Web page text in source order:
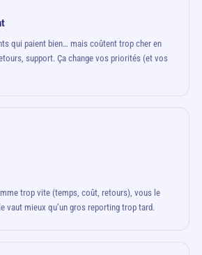
qui paient bien… mais coûtent trop cher en
support. Ça change vos priorités (et vos
trop vite (temps, coût, retours), vous le
vaut mieux qu’un gros reporting trop tard.